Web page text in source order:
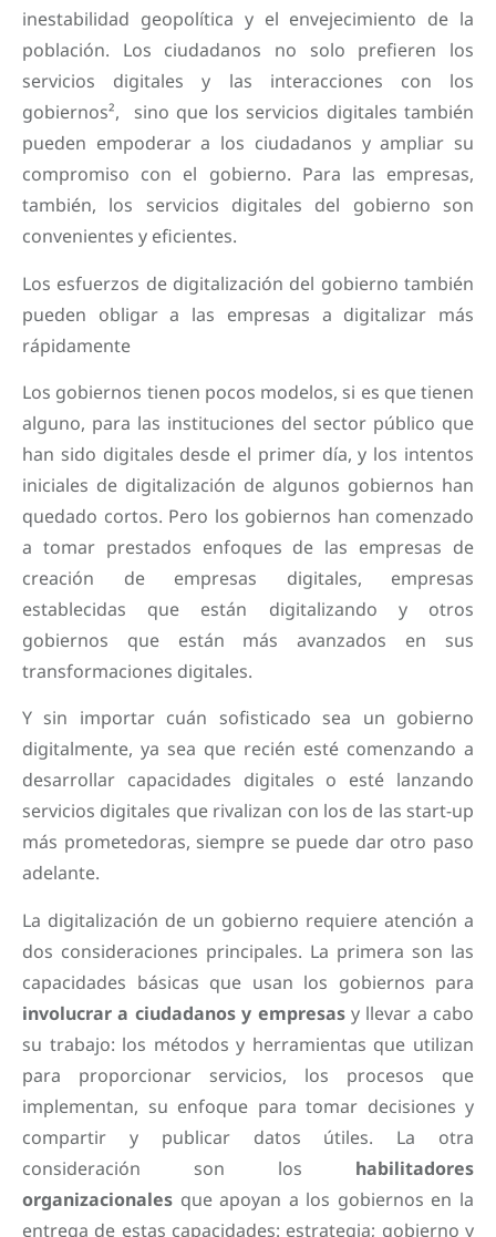
inestabilidad geopolítica y el envejecimiento de la
población. Los ciudadanos no solo prefieren los
servicios digitales y las interacciones con los
gobiernos², sino que los servicios digitales también
pueden empoderar a los ciudadanos y ampliar su
compromiso con el gobierno. Para las empresas,
también, los servicios digitales del gobierno son
convenientes y eficientes.
Los esfuerzos de digitalización del gobierno también
pueden obligar a las empresas a digitalizar más
rápidamente
Los gobiernos tienen pocos modelos, si es que tienen
alguno, para las instituciones del sector público que
han sido digitales desde el primer día, y los intentos
iniciales de digitalización de algunos gobiernos han
quedado cortos. Pero los gobiernos han comenzado
a tomar prestados enfoques de las empresas de
creación de empresas digitales, empresas
establecidas que están digitalizando y otros
gobiernos que están más avanzados en sus
transformaciones digitales.
Y sin importar cuán sofisticado sea un gobierno
digitalmente, ya sea que recién esté comenzando a
desarrollar capacidades digitales o esté lanzando
servicios digitales que rivalizan con los de las start-up
más prometedoras, siempre se puede dar otro paso
adelante.
La digitalización de un gobierno requiere atención a
dos consideraciones principales. La primera son las
capacidades básicas que usan los gobiernos para
involucrar a ciudadanos y empresasy llevar a cabo
su trabajo: los métodos y herramientas que utilizan
para proporcionar servicios, los procesos que
implementan, su enfoque para tomar decisiones y
compartir y publicar datos útiles. La otra
consideración son los habilitadores
organizacionales que apoyan a los gobiernos en la
entrega de estas capacidades: estrategia; gobierno y